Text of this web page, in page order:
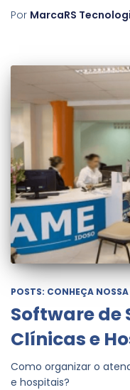
Por MarcaRS
POSTS: CONHEÇA
Software de
Clínicas e
Como organizar o
e hospitais?